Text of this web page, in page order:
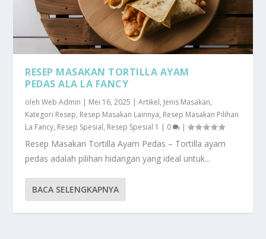
RESEP MASAKAN TORTILLA AYAM
PEDAS ALA LA FANCY
olehWeb Admin | Mei 16, 2025 |Artikel, Jenis Masakan,
Kategori Resep, Resep Masakan Lainnya, Resep Masakan Pilihan
La Fancy, Resep Spesial, Resep Spesial 1 | 0 |
Resep Masakan Tortilla Ayam Pedas – Tortilla ayam
pedas adalah pilihan hidangan yang ideal untuk...
BACA SELENGKAPNYA